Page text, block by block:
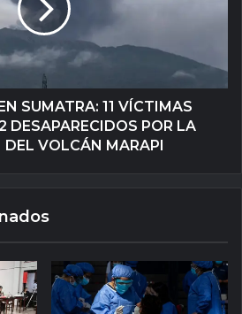
SUMATRA: 11 VÍCTIMAS
DESAPARECIDOS POR LA
DEL VOLCÁN MARAPI